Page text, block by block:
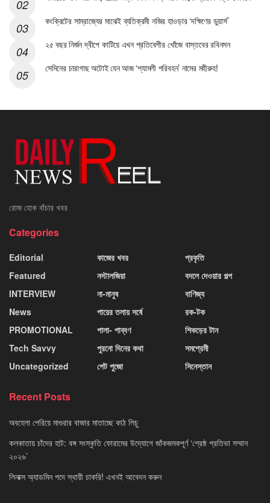
কংক্রিটের সাম্রাজ্যের মাঝেই ব্যতিক্রমী নজির হাওড়ার ‘দক্ষিণের ডুয়ার্স’
২৫ বছর নির্জন দ্বীপে কাটিয়ে এখন প্রতিবেশীর খোঁজে বাস্তবের রবিনসন
সেদিনের চারাগাছ অটোই যেন আজ ‘শ্যামলী পরিবহন’ নামের মহীরুহ!
রোজ হোক বাঁচার খবর
Categories
Editorial
Featured
INTERVIEW
News
PROMOTIONAL
Tech Savvy
Uncategorized
কাজের খবর
নস্টালজিয়া
না-মানুষ
পায়ের তলায় সর্ষে
পালা- পাব্বণ
পুরনো দিনের কথা
পেট পুজো
প্রকৃতি
বদলে দেওয়ার গল্প
বাণিজ্য
রক-টক
শিকড়ের টান
সমপ্রেমী
সিনেস্তান
Recent Posts
অবহেলা পেরিয়ে মাগুরার বাজার মাতাচ্ছে কাঠ লিচু
কলকাতায় চাঁদের হাট: বঙ্গ সংস্কৃতি ফোরামের উদ্যোগে জাঁকজমকপূর্ণ ‘শ্রেষ্ঠ প্রতিভা সম্মান
২০২৬’
লিনাক্স অ্যাডমিন পদে স্থায়ী চাকরি! এখনই আবেদন করুন